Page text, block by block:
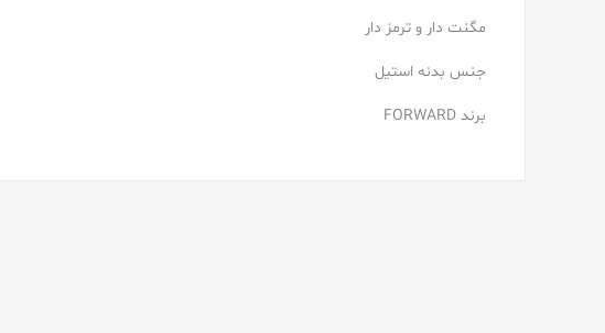
مگنت دار و ترمز دار
جنس بدنه استیل
برند FORWARD